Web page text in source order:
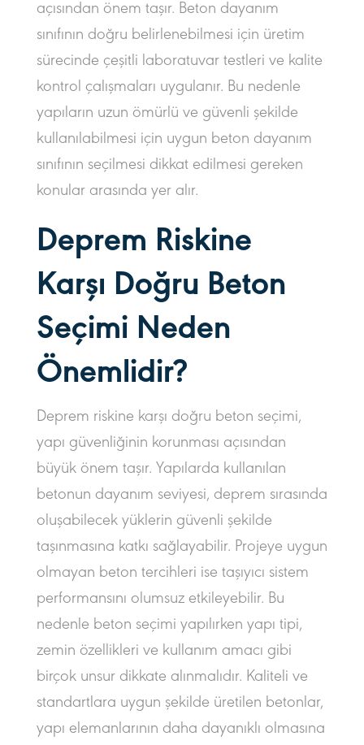
açısından önem taşır. Beton dayanım
sınıfının doğru belirlenebilmesi için üretim
sürecinde çeşitli laboratuvar testleri ve kalite
kontrol çalışmaları uygulanır. Bu nedenle
yapıların uzun ömürlü ve güvenli şekilde
kullanılabilmesi için uygun beton dayanım
sınıfının seçilmesi dikkat edilmesi gereken
konular arasında yer alır.
Deprem Riskine
Karşı Doğru Beton
Seçimi Neden
Önemlidir?
Deprem riskine karşı doğru beton seçimi,
yapı güvenliğinin korunması açısından
büyük önem taşır. Yapılarda kullanılan
betonun dayanım seviyesi, deprem sırasında
oluşabilecek yüklerin güvenli şekilde
taşınmasına katkı sağlayabilir. Projeye uygun
olmayan beton tercihleri ise taşıyıcı sistem
performansını olumsuz etkileyebilir. Bu
nedenle beton seçimi yapılırken yapı tipi,
zemin özellikleri ve kullanım amacı gibi
birçok unsur dikkate alınmalıdır. Kaliteli ve
standartlara uygun şekilde üretilen betonlar,
yapı elemanlarının daha dayanıklı olmasına